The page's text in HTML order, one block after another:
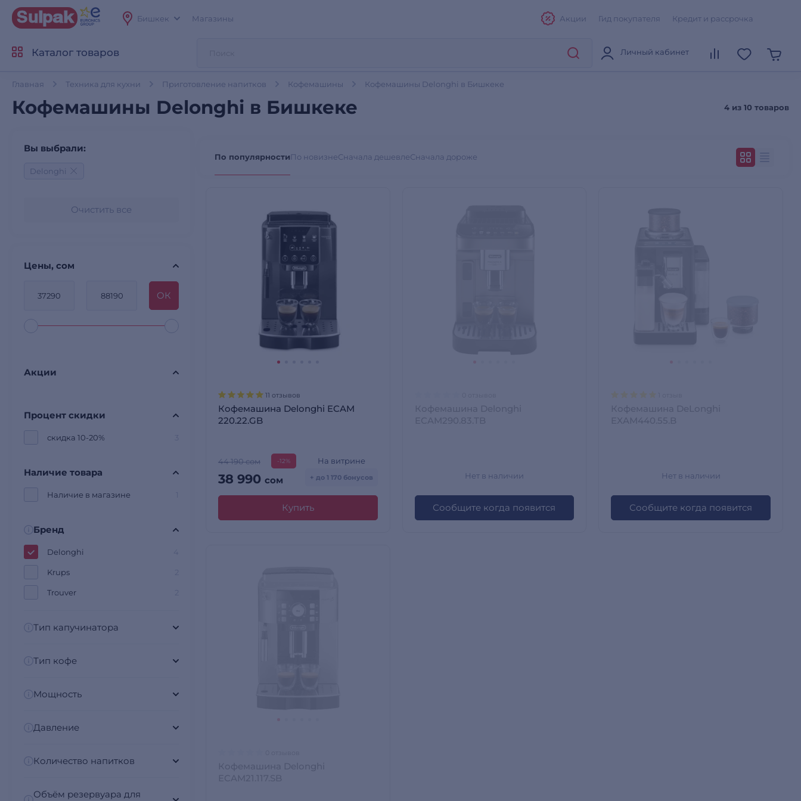
Бишкек Магазины Акции Гид покупателя Кредит и рассрочка
Каталог товаров Личный кабинет
Главная Техника для кухни Приготовление напитков Кофемашины Кофемашины Delonghi в Бишкеке
Кофемашины Delonghi в Бишкеке 4 из 10 товаров
Вы выбрали:
Delonghi
Очистить все
Цены, сом
OК
Акции
Процент скидки
скидка 10-20%
Наличие товара
Наличие в магазине
Бренд
Delonghi
Krups
Trouver
Тип капучинатора
Тип кофе
Мощность
Давление
Количество напитков
Объём резервуара для
По популярностиПо новизнеСначала дешевлеСначала дороже
11 отзывов
Кофемашина Delonghi ECAM
220.22.GB
44 190 сом -12%
38 990 сом
На витрине
+ до 1 170 бонусов
Купить
Нет в наличии
Сообщите когда появится
Нет в наличии
Сообщите когда появится